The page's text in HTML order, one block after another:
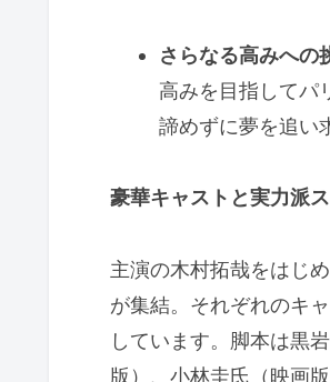
さらなる高みへの
高みを目指してパ
諦めずに夢を追い
豪華キャストと実力派
主演の木村拓哉をはじ
が集結。それぞれのキ
しています。脚本は黒
版）、小林圭氏（映画